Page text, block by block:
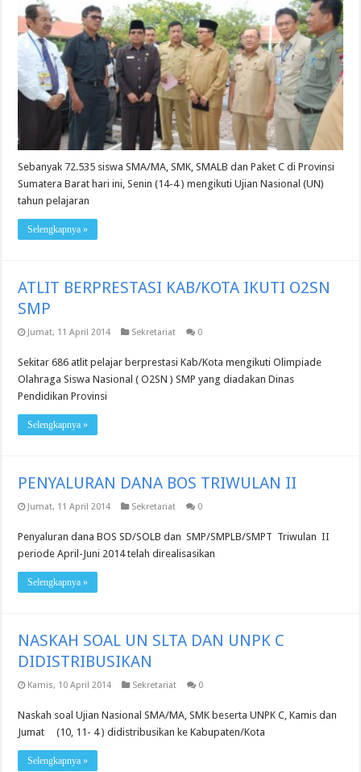
Sebanyak 72.535 siswa SMA/MA, SMK, SMALB dan Paket C di Provinsi
Sumatera Barat hari ini, Senin (14-4 ) mengikuti Ujian Nasional (UN)
tahun pelajaran
Selengkapnya »
ATLIT BERPRESTASI KAB/KOTA IKUTI O2SN
SMP
Jumat, 11 April 2014 Sekretariat 0
Sekitar 686 atlit pelajar berprestasi Kab/Kota mengikuti Olimpiade
Olahraga Siswa Nasional ( O2SN ) SMP yang diadakan Dinas
Pendidikan Provinsi
Selengkapnya »
PENYALURAN DANA BOS TRIWULAN II
Jumat, 11 April 2014 Sekretariat 0
Penyaluran dana BOS SD/SOLB dan SMP/SMPLB/SMPT Triwulan II
periode April-Juni 2014 telah direalisasikan
Selengkapnya »
NASKAH SOAL UN SLTA DAN UNPK C
DIDISTRIBUSIKAN
Kamis, 10 April 2014 Sekretariat 0
Naskah soal Ujian Nasional SMA/MA, SMK beserta UNPK C, Kamis dan
Jumat (10, 11- 4 ) didistribusikan ke Kabupaten/Kota
Selengkapnya »